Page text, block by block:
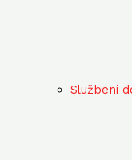
Službeni